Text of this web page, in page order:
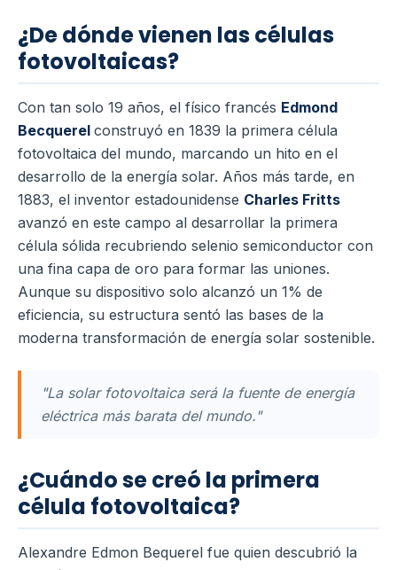
¿De dónde vienen las células
fotovoltaicas?
Con tan solo 19 años, el físico francés Edmond
Becquerel construyó en 1839 la primera célula
fotovoltaica del mundo, marcando un hito en el
desarrollo de la energía solar. Años más tarde, en
1883, el inventor estadounidense Charles Fritts
avanzó en este campo al desarrollar la primera
célula sólida recubriendo selenio semiconductor con
una fina capa de oro para formar las uniones.
Aunque su dispositivo solo alcanzó un 1% de
eficiencia, su estructura sentó las bases de la
moderna transformación de energía solar sostenible.
"La solar fotovoltaica será la fuente de energía
eléctrica más barata del mundo."
¿Cuándo se creó la primera
célula fotovoltaica?
Alexandre Edmon Bequerel fue quien descubrió la